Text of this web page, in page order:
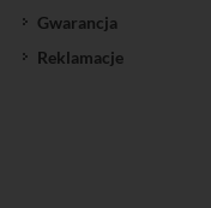
Gwarancja
Reklamacje